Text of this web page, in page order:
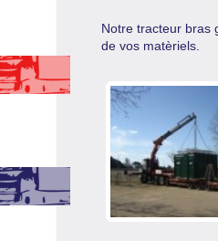
Notre tracteur bras
de vos matèriels.